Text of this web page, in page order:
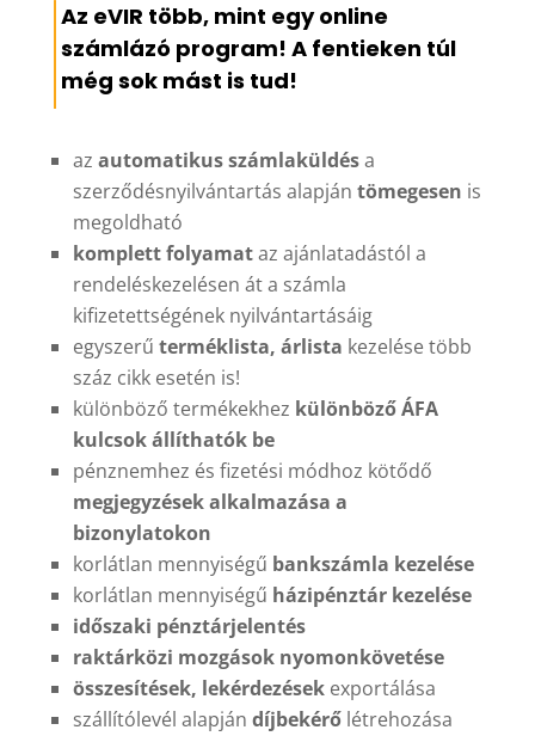
Az eVIR több, mint egy online
számlázó program! A fentieken túl
még sok mást is tud!
az automatikus számlaküldésa
szerződésnyilvántartás alapján tömegesen is
megoldható
komplett folyamataz ajánlatadástól a
rendeléskezelésen át a számla
kifizetettségének nyilvántartásáig
egyszerű terméklista, árlista kezelése több
száz cikk esetén is!
különböző termékekhez különböző ÁFA
kulcsok állíthatók be
pénznemhez és fizetési módhoz kötődő
megjegyzések alkalmazása a
bizonylatokon
korlátlan mennyiségű bankszámla kezelése
korlátlan mennyiségű házipénztár kezelése
időszaki pénztárjelentés
raktárközi mozgások nyomonkövetése
összesítések, lekérdezések exportálása
szállítólevél alapján díjbekérőlétrehozása